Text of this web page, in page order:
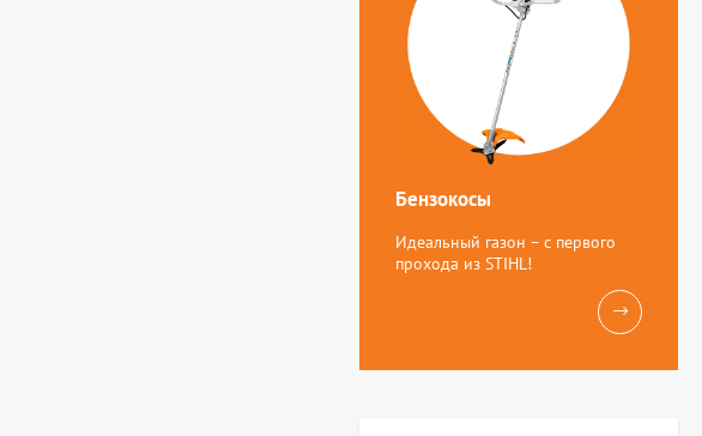
Бензокосы
Идеальный газон – с первого
прохода из STIHL!